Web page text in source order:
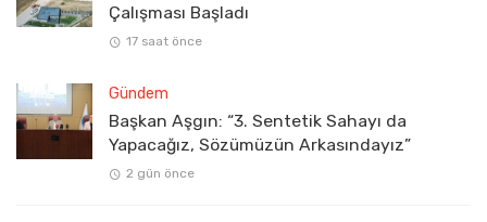
Çalışması Başladı
17 saat önce
Gündem
Başkan Aşgın: “3. Sentetik Sahayı da
Yapacağız, Sözümüzün Arkasındayız”
2 gün önce